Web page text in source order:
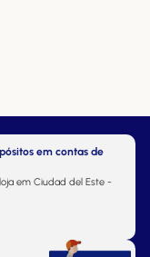
em contas de
em Ciudad del Este -